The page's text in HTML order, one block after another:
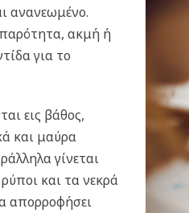
ανανεωμένο.
ακμή ή
για το
εις βάθος,
και μαύρα
γίνεται
και τα νεκρά
απορροφήσει